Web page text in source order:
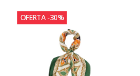
OFERTA -30%